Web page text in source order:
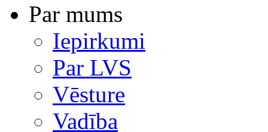
Par mums
Iepirkumi
Par LVS
Vēsture
Vadība